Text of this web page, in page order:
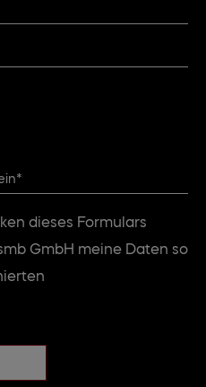
dieses Formulars
GmbH meine Daten so